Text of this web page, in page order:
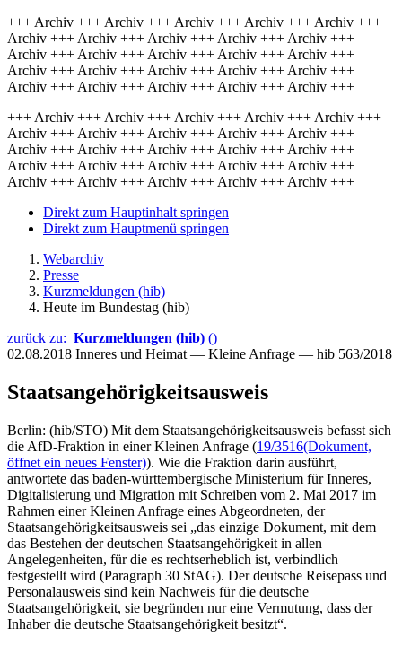
+++ Archiv +++ Archiv +++ Archiv +++ Archiv +++ Archiv +++
Archiv +++ Archiv +++ Archiv +++ Archiv +++ Archiv +++
Archiv +++ Archiv +++ Archiv +++ Archiv +++ Archiv +++
Archiv +++ Archiv +++ Archiv +++ Archiv +++ Archiv +++
Archiv +++ Archiv +++ Archiv +++ Archiv +++ Archiv +++
+++ Archiv +++ Archiv +++ Archiv +++ Archiv +++ Archiv +++
Archiv +++ Archiv +++ Archiv +++ Archiv +++ Archiv +++
Archiv +++ Archiv +++ Archiv +++ Archiv +++ Archiv +++
Archiv +++ Archiv +++ Archiv +++ Archiv +++ Archiv +++
Archiv +++ Archiv +++ Archiv +++ Archiv +++ Archiv +++
Direkt zum Hauptinhalt springen
Direkt zum Hauptmenü springen
Webarchiv
Presse
Kurzmeldungen (hib)
Heute im Bundestag (hib)
zurück zu: Kurzmeldungen (hib) ()
02.08.2018 Inneres und Heimat — Kleine Anfrage — hib 563/2018
Staatsangehörigkeitsausweis
Berlin: (hib/STO) Mit dem Staatsangehörigkeitsausweis befasst sich
die AfD-Fraktion in einer Kleinen Anfrage (19/3516(Dokument,
öffnet ein neues Fenster)). Wie die Fraktion darin ausführt,
antwortete das baden-württembergische Ministerium für Inneres,
Digitalisierung und Migration mit Schreiben vom 2. Mai 2017 im
Rahmen einer Kleinen Anfrage eines Abgeordneten, der
Staatsangehörigkeitsausweis sei „das einzige Dokument, mit dem
das Bestehen der deutschen Staatsangehörigkeit in allen
Angelegenheiten, für die es rechtserheblich ist, verbindlich
festgestellt wird (Paragraph 30 StAG). Der deutsche Reisepass und
Personalausweis sind kein Nachweis für die deutsche
Staatsangehörigkeit, sie begründen nur eine Vermutung, dass der
Inhaber die deutsche Staatsangehörigkeit besitzt“.